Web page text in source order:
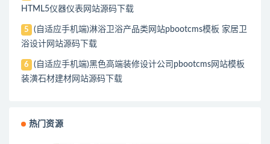
HTML5仪器仪表网站源码下载
5
(自适应手机端)淋浴卫浴产品类网站pbootcms模板 家居卫
浴设计网站源码下载
6
(自适应手机端)黑色高端装修设计公司pbootcms网站模板
装潢石材建材网站源码下载
热门资源